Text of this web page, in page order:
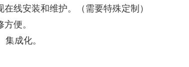
线安装和维护。（需要特殊定制）
便。
成化。